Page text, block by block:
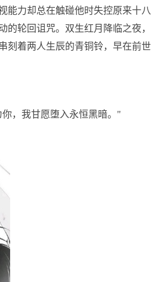
能力却总在触碰他时失控原来十
的轮回诅咒。双生红月降临之夜
刻着两人生辰的青铜铃，早在前
，我甘愿堕入永恒黑暗。"